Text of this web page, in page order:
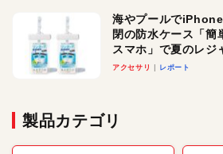
海やプールで
閉の防水ケース「
スマホ」で夏のレジ
アクセサリ レポート
製品カテゴリ